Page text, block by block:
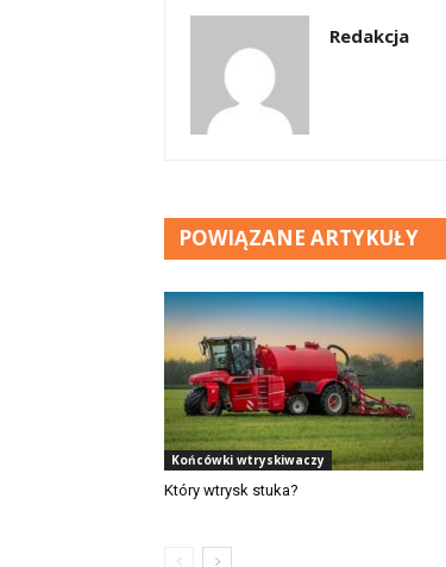
Redakcja
POWIĄZANE ARTYKUŁY
Końcówki wtryskiwaczy
Który wtrysk stuka?